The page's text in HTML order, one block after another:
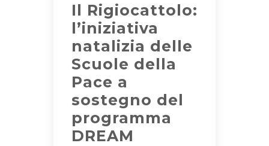
Il Rigiocattolo:
l’iniziativa
natalizia delle
Scuole della
Pace a
sostegno del
programma
DREAM